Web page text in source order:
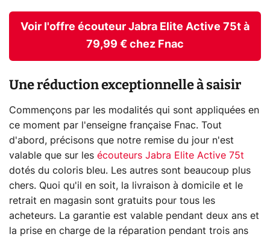
Voir l'offre écouteur Jabra Elite Active 75t à
79,99 € chez Fnac
Une réduction exceptionnelle à saisir
Commençons par les modalités qui sont appliquées en
ce moment par l'enseigne française Fnac. Tout
d'abord, précisons que notre remise du jour n'est
valable que sur les écouteurs Jabra Elite Active 75t
dotés du coloris bleu. Les autres sont beaucoup plus
chers. Quoi qu'il en soit, la livraison à domicile et le
retrait en magasin sont gratuits pour tous les
acheteurs. La garantie est valable pendant deux ans et
la prise en charge de la réparation pendant trois ans